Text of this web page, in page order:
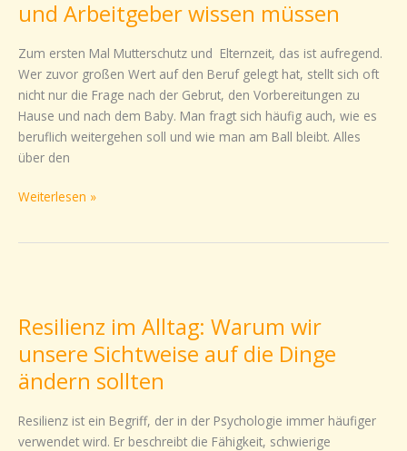
und Arbeitgeber wissen müssen
Zum ersten Mal Mutterschutz und Elternzeit, das ist aufregend.
Wer zuvor großen Wert auf den Beruf gelegt hat, stellt sich oft
nicht nur die Frage nach der Gebrut, den Vorbereitungen zu
Hause und nach dem Baby. Man fragt sich häufig auch, wie es
beruflich weitergehen soll und wie man am Ball bleibt. Alles
über den
&
Was
Schwangere
und
Arbeitgeber
wissen
müssen
Weiterlesen »
Resilienz im Alltag: Warum wir
unsere Sichtweise auf die Dinge
ändern sollten
Resilienz ist ein Begriff, der in der Psychologie immer häufiger
verwendet wird. Er beschreibt die Fähigkeit, schwierige
Alltag:
Warum
wir
unsere
auf